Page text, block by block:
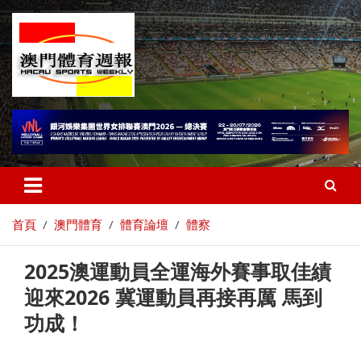
首頁 澳門體育 體育論壇 體察
2025澳運動員全運海外賽事取佳績
迎來2026 冀運動員再接再厲 馬到
功成！